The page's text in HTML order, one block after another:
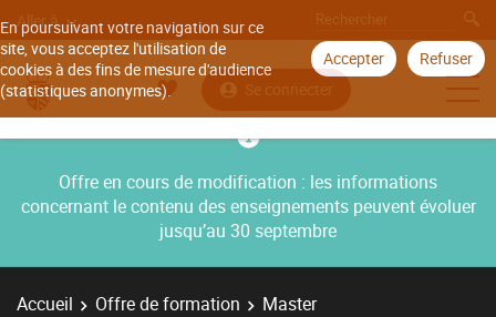
En poursuivant votre navigation sur ce
site, vous acceptez l'utilisation de
cookies à des fins de mesure d'audience
(statistiques anonymes).
Accepter Refuser
Aller à
Se connecter
Offre en cours de modification : les informations
concernant le contenu des enseignements peuvent évoluer
jusqu’au 30 septembre
Accueil Offre de formation
Master